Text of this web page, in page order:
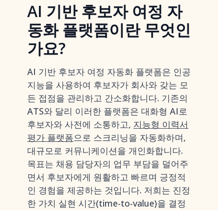
AI 기반 후보자 여정 자
동화 플랫폼이란 무엇인
가요?
AI 기반 후보자 여정 자동화 플랫폼은 인공
지능을 사용하여 후보자가 회사와 갖는 모
든 접점을 관리하고 간소화합니다. 기존의
ATS와 달리 이러한 플랫폼은 대화형 AI로
후보자와 사전에 소통하고, 지능형 이력서
평가 플랫폼으로 스크리닝을 자동화하며,
대규모로 커뮤니케이션을 개인화합니다.
목표는 채용 담당자의 업무 부담을 덜어주
면서 후보자에게 원활하고 빠르며 긍정적
인 경험을 제공하는 것입니다. 저희는 진정
한 가치 실현 시간(time-to-value)을 결정